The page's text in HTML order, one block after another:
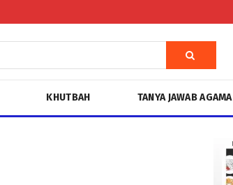
KHUTBAH TANYA JAWAB AGAMA